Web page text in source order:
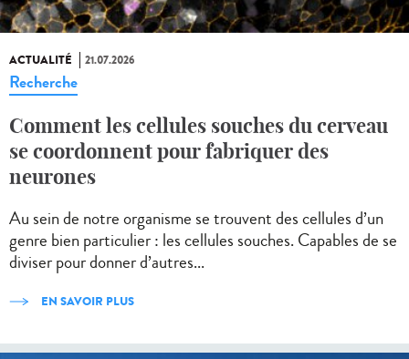
ACTUALITÉ 21.07.2026
Recherche
Comment les cellules souches du cerveau
se coordonnent pour fabriquer des
neurones
Au sein de notre organisme se trouvent des cellules d’un
genre bien particulier : les cellules souches. Capables de se
diviser pour donner d’autres...
EN SAVOIR PLUS